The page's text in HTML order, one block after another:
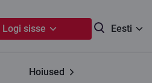
Logi sisse Eesti
Hoiused